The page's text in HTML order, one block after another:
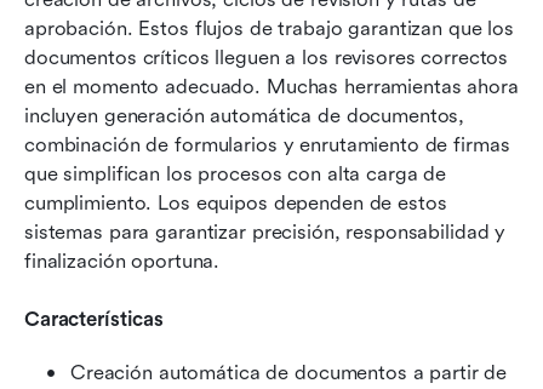
aprobación. Estos flujos de trabajo garantizan que los
documentos críticos lleguen a los revisores correctos
en el momento adecuado. Muchas herramientas ahora
incluyen generación automática de documentos,
combinación de formularios y enrutamiento de firmas
que simplifican los procesos con alta carga de
cumplimiento. Los equipos dependen de estos
sistemas para garantizar precisión, responsabilidad y
finalización oportuna.
Características
Creación automática de documentos a partir de